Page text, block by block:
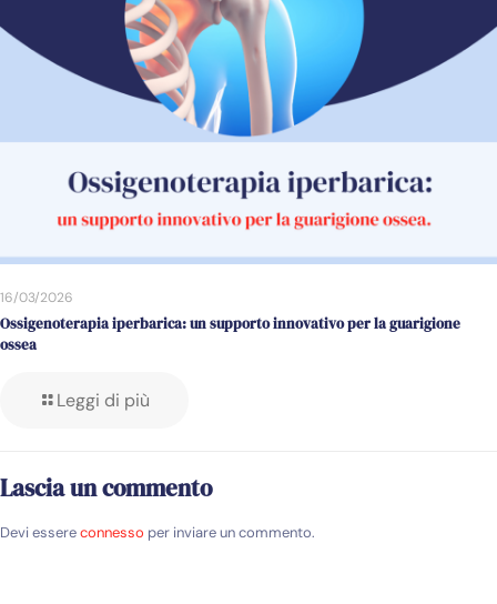
16/03/2026
Ossigenoterapia iperbarica: un supporto innovativo per la guarigione
ossea
Leggi di più
Lascia un commento
Devi essereconnesso per inviare un commento.